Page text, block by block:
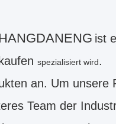
ist
spezialisiert wird.
an. Um unsere
Team der